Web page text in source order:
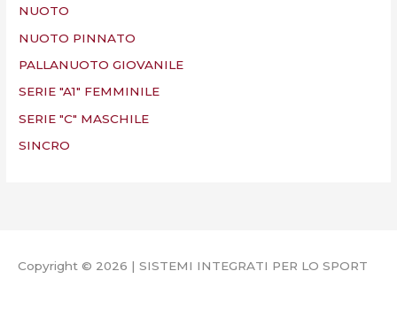
NUOTO
NUOTO PINNATO
PALLANUOTO GIOVANILE
SERIE "A1" FEMMINILE
SERIE "C" MASCHILE
SINCRO
Copyright © 2026 | SISTEMI INTEGRATI PER LO SPORT